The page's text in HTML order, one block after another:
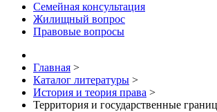
Семейная консультация
Жилищный вопрос
Правовые вопросы
Главная >
Каталог литературы >
История и теория права >
Территория и государственные